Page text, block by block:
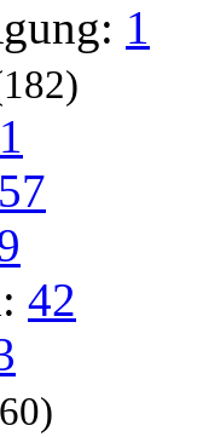
1
57
42